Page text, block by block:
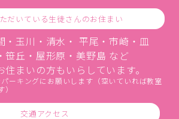
だいている生徒さんのお住まい
・玉川・清水・ 平尾・市崎・皿
笹丘・屋形原・美野島 など
まいの方もいらしています。
ーキングにお願いします（空いていれば教室
交通アクセス